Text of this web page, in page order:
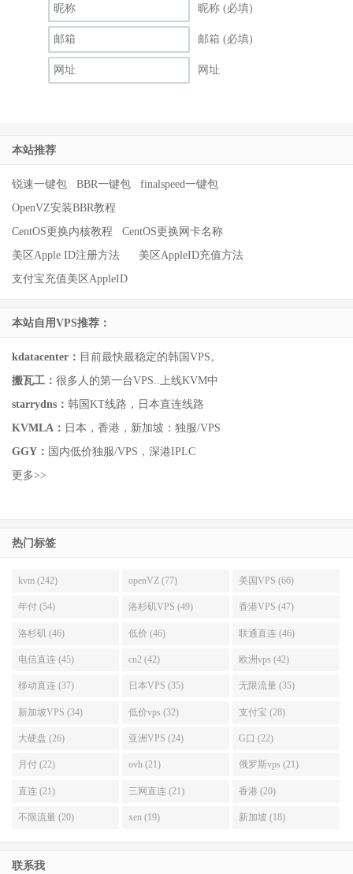
昵称 (必填)
邮箱 (必填)
网址
本站推荐
锐速一键包 BBR一键包
finalspeed一键包
OpenVZ安装BBR教程
CentOS更换内核教程
CentOS更换网卡名称
美区Apple ID注册方法
美区AppleID充值方法
支付宝充值美区AppleID
本站自用VPS推荐：
kdatacenter： 目前最快最稳定的韩国VPS。
搬瓦工： 很多人的第一台VPS..上线KVM中
starrydns： 韩国KT线路，日本直连线路
KVMLA： 日本，香港，新加坡：独服/VPS
GGY： 国内低价独服/VPS，深港IPLC
更多>>
热门标签
kvm (242) openVZ (77) 美国VPS (66)
年付 (54) 洛杉矶VPS (49) 香港VPS (47)
洛杉矶 (46) 低价 (46) 联通直连 (46)
电信直连 (45) cn2 (42) 欧洲vps (42)
移动直连 (37) 日本VPS (35) 无限流量 (35)
新加坡VPS (34) 低价vps (32) 支付宝 (28)
大硬盘 (26) 亚洲VPS (24) G口 (22)
月付 (22) ovh (21) 俄罗斯vps (21)
直连 (21) 三网直连 (21) 香港 (20)
不限流量 (20) xen (19) 新加坡 (18)
联系我